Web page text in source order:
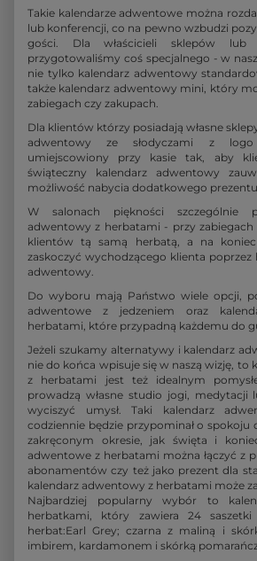
Takie kalendarze adwentowe można
lub konferencji, co na pewno wzbudzi
gości. Dla właścicieli sklepów lub
przygotowaliśmy coś specjalnego - w
nie tylko kalendarz adwentowy
także kalendarz adwentowy mini, który
zabiegach czy zakupach.
Dla klientów którzy posiadają własne
adwentowy ze słodyczami z logo
umiejscowiony przy kasie tak, aby
świąteczny kalendarz adwentowy
możliwość nabycia dodatkowego
W salonach piękności szczególnie
adwentowy z herbatami - przy
klientów tą samą herbatą, a na
zaskoczyć wychodzącego klienta poprzez
adwentowy.
Do wyboru mają Państwo wiele opcji,
adwentowe z jedzeniem oraz
herbatami, które przypadną każdemu do
Jeżeli szukamy alternatywy i kalendarz
nie do końca wpisuje się w naszą wizję, to
z herbatami jest też idealnym
prowadzą własne studio jogi, medytacji
wyciszyć umysł. Taki kalendarz
codziennie będzie przypominał o spokoju
zakręconym okresie, jak święta i
adwentowe z herbatami można łączyć z
abonamentów czy też jako prezent dla
kalendarz adwentowy z herbatami może
Najbardziej popularny wybór to
herbatkami, który zawiera 24 saszetki
herbat:Earl Grey; czarna z maliną i
imbirem, kardamonem i skórką